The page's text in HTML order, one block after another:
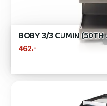
BOBY 3/3 CUMIN (50TH
462,-